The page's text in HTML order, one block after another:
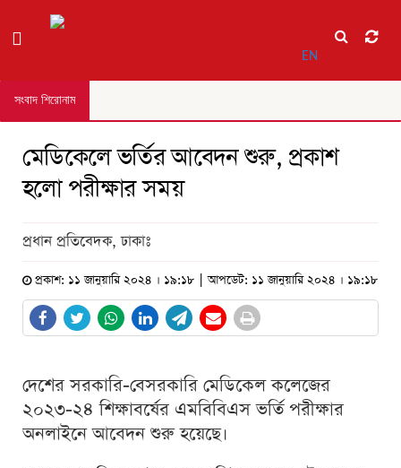
EN
সংবাদ শিরোনাম
মেডিকেলে ভর্তির আবেদন শুরু, প্রকাশ
হলো পরীক্ষার সময়
প্রধান প্রতিবেদক, ঢাকাঃ
প্রকাশ: ১১ জানুয়ারি ২০২৪ । ১৯:১৮ | আপডেট: ১১ জানুয়ারি ২০২৪ । ১৯:১৮
দেশের সরকারি-বেসরকারি মেডিকেল কলেজের
২০২৩-২৪ শিক্ষাবর্ষের এমবিবিএস ভর্তি পরীক্ষার
অনলাইনে আবেদন শুরু হয়েছে।